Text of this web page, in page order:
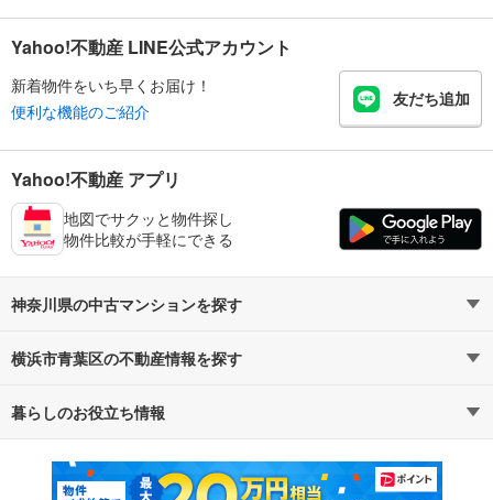
Yahoo!不動産 LINE公式アカウント
新着物件をいち早くお届け！
便利な機能のご紹介
友だち追加
Yahoo!不動産 アプリ
地図でサクッと物件探し
物件比較が手軽にできる
神奈川県の中古マンションを探す
路線・駅から探す
通勤・通学時間から探す
横浜市青葉区の不動産情報を探す
不動産・住宅
新築マンション 中古マンション
暮らしのお役立ち情報
マンションカタログ 教えて！住まいの先生